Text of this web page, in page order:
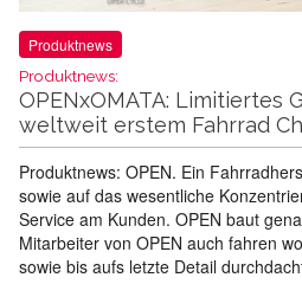
Produktnews
Produktnews:
OPENxOMATA: Limitiertes
weltweit erstem Fahrrad
Produktnews: OPEN. Ein
sowie auf das wesentliche
Service am Kunden. OPEN baut
Mitarbeiter von OPEN auch fahren
sowie bis aufs letzte Detail